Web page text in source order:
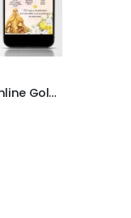
Invitatie nunta online Gold Queen, flori galbene cu alb, tip video, fundal watercolor